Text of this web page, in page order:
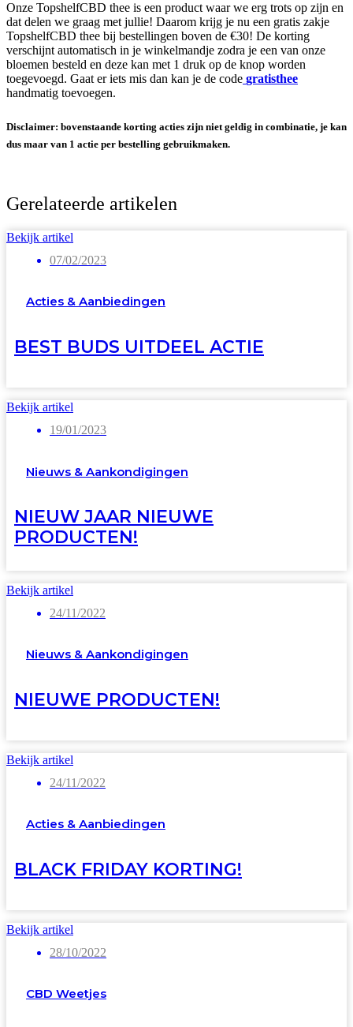
Onze TopshelfCBD thee is een product waar we erg trots op zijn en
dat delen we graag met jullie! Daarom krijg je nu een gratis zakje
TopshelfCBD thee bij bestellingen boven de €30! De korting
verschijnt automatisch in je winkelmandje zodra je een van onze
bloemen besteld en deze kan met 1 druk op de knop worden
toegevoegd. Gaat er iets mis dan kan je de code gratisthee
handmatig toevoegen.
Disclaimer: bovenstaande korting acties zijn niet geldig in combinatie, je kan
dus maar van 1 actie per bestelling gebruikmaken.
Gerelateerde artikelen
Bekijk artikel
07/02/2023
Acties & Aanbiedingen
BEST BUDS UITDEEL ACTIE
Bekijk artikel
19/01/2023
Nieuws & Aankondigingen
NIEUW JAAR NIEUWE
PRODUCTEN!
Bekijk artikel
24/11/2022
Nieuws & Aankondigingen
NIEUWE PRODUCTEN!
Bekijk artikel
24/11/2022
Acties & Aanbiedingen
BLACK FRIDAY KORTING!
Bekijk artikel
28/10/2022
CBD Weetjes